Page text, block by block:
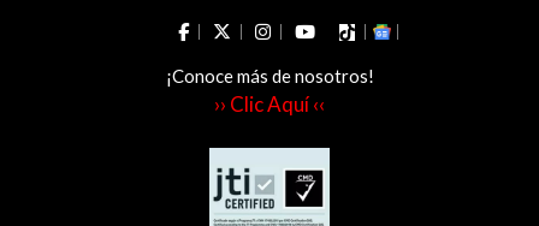
¡Conoce más de nosotros!
›› Clic Aquí ‹‹